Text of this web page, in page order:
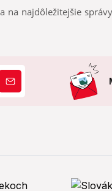
na najdôležitejšie správy